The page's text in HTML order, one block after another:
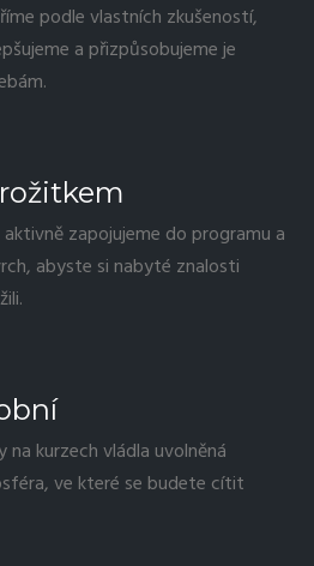
podle vlastních zkušeností,
a přizpůsobujeme je
aktivně zapojujeme do programu a
abyste si nabyté znalosti
na kurzech vládla uvolněná
ve které se budete cítit